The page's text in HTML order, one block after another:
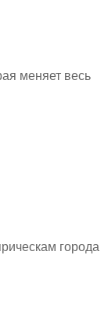
меняет весь
города